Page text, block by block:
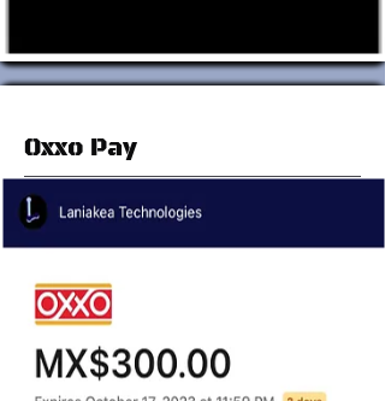
Oxxo Pay